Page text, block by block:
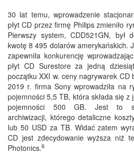
30 lat temu, wprowadzenie
płyt CD przez firmę Philips zmieniło
Pierwszy system, CDD521GN, był
kwotę 8 495 dolarów amerykańskich.
zapewniła konkurencję
płyt CD Surestore za jedną
początku XXI w. ceny nagrywarek CD
2019 r. firma Sony wprowadziła na
pojemności 5,5 TB, która składa się
pojemności 500 GB. Jest to
archiwizacji, którego detaliczne
lub 50 USD za TB. Widać zatem
CD jest zdecydowanie wyższa niż
Photonics.6